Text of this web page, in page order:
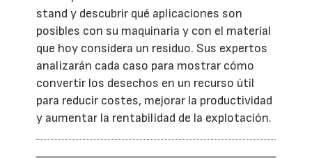
stand y descubrir qué aplicaciones son
posibles con su maquinaria y con el material
que hoy considera un residuo. Sus expertos
analizarán cada caso para mostrar cómo
convertir los desechos en un recurso útil
para reducir costes, mejorar la productividad
y aumentar la rentabilidad de la explotación.